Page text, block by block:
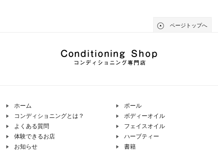
ページトップへ
ホーム
コンディショニングとは？
よくある質問
体験できるお店
お知らせ
ポール
ボディーオイル
フェイスオイル
ハーブティー
書籍